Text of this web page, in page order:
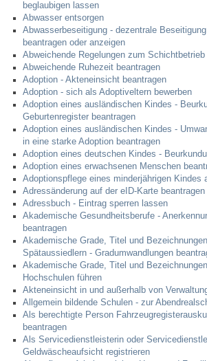
Notdienste
Fahrplanauskünfte
Abfall-Infos
Ortsplan
Bildergalerie
Rund um den Wein
Schlepper / Traktor
Rathaus
Aktuelles
Gemeindeverwaltung
beglaubigen lassen
Abwasser entsorgen
Abwasserbeseitigung - dezentrale
beantragen oder anzeigen
Abweichende Regelungen zum Schichtbetrieb
Abweichende Ruhezeit beantragen
Adoption - Akteneinsicht beantragen
Adoption - sich als Adoptiveltern bewerben
Adoption eines ausländischen Kindes -
Geburtenregister beantragen
Adoption eines ausländischen Kindes -
in eine starke Adoption beantragen
Adoption eines deutschen Kindes -
Adoption eines erwachsenen Menschen
Adoptionspflege eines minderjährigen Kindes
Adressänderung auf der eID-Karte beantragen
Adressbuch - Eintrag sperren lassen
Akademische Gesundheitsberufe -
beantragen
Akademische Grade, Titel und
Spätaussiedlern - Gradumwandlungen
Akademische Grade, Titel und
Hochschulen führen
Akteneinsicht in und außerhalb von
Allgemein bildende Schulen - zur
Als berechtigte Person
beantragen
Als Servicedienstleisterin oder
Geldwäscheaufsicht registrieren